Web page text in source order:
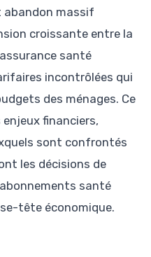
abandon massif
croissante entre la
santé
incontrôlées qui
des ménages. Ce
financiers,
sont confrontés
les décisions de
santé
tête économique.